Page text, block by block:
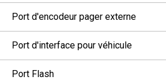
Port d'encodeur pager externe
Port d'interface pour véhicule
Port Flash